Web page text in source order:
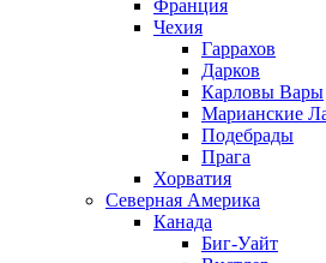
Франция
Чехия
Гаррахов
Дарков
Карловы Вары
Марианские
Подебрады
Прага
Хорватия
Северная Америка
Канада
Биг-Уайт